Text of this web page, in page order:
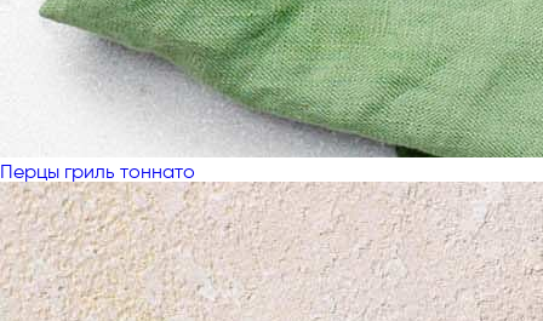
Перцы гриль тоннато